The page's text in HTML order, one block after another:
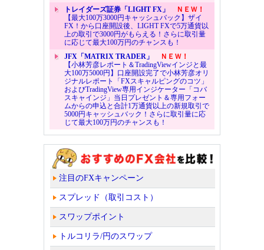
トレイダーズ証券「LIGHT FX」
ＮＥＷ！
【最大100万3000円キャッシュバック】ザイ
FX！から口座開設後、LIGHT FXで5万通貨以
上の取引で3000円がもらえる！さらに取引量
に応じて最大100万円のチャンスも！
JFX「MATRIX TRADER」
ＮＥＷ！
【小林芳彦レポート＆TradingViewインジと最
大100万5000円】口座開設完了で小林芳彦オリ
ジナルレポート「FXスキャルピングのコツ」
およびTradingView専用インジケーター「コバ
スキャインジ」当日プレゼント＆専用フォー
ムからの申込と合計1万通貨以上の新規取引で
5000円キャッシュバック！さらに取引量に応
じて最大100万円のチャンスも！
注目のFXキャンペーン
スプレッド（取引コスト）
スワップポイント
トルコリラ/円のスワップ